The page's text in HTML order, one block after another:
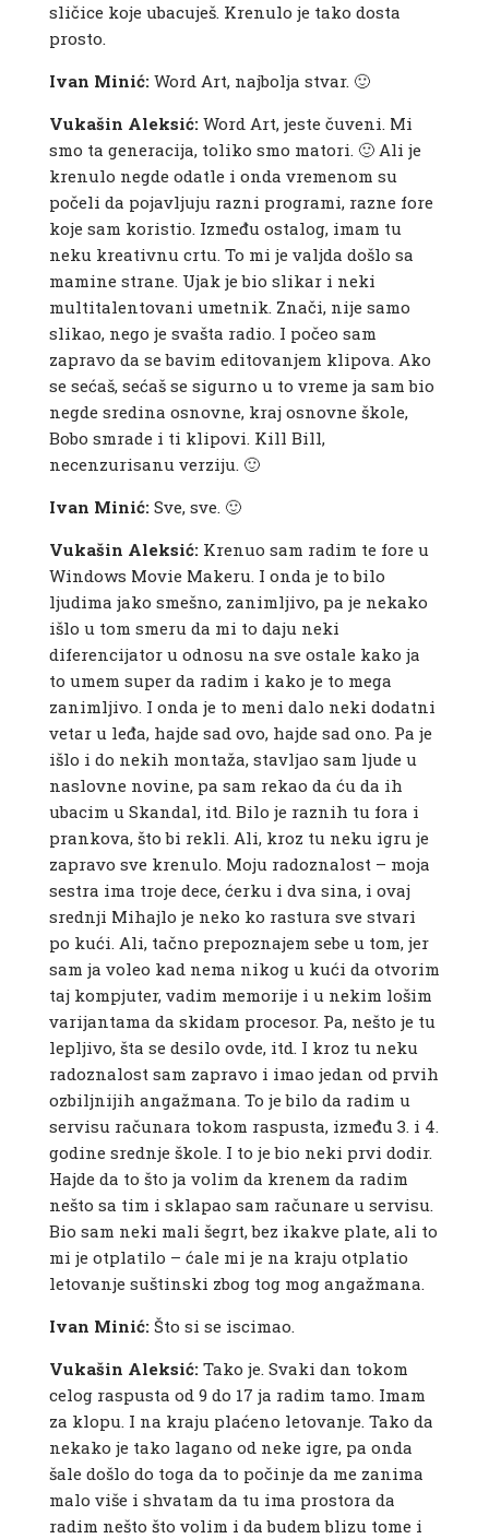
sličice koje ubacuješ. Krenulo je tako dosta
prosto.
Ivan Minić:Word Art, najbolja stvar. 🙂
Vukašin Aleksić:Word Art, jeste čuveni. Mi
smo ta generacija, toliko smo matori. 🙂 Ali je
krenulo negde odatle i onda vremenom su
počeli da pojavljuju razni programi, razne fore
koje sam koristio. Između ostalog, imam tu
neku kreativnu crtu. To mi je valjda došlo sa
mamine strane. Ujak je bio slikar i neki
multitalentovani umetnik. Znači, nije samo
slikao, nego je svašta radio. I počeo sam
zapravo da se bavim editovanjem klipova. Ako
se sećaš, sećaš se sigurno u to vreme ja sam bio
negde sredina osnovne, kraj osnovne škole,
Bobo smrade i ti klipovi. Kill Bill,
necenzurisanu verziju. 🙂
Ivan Minić:Sve, sve. 🙂
Vukašin Aleksić:Krenuo sam radim te fore u
Windows Movie Makeru. I onda je to bilo
ljudima jako smešno, zanimljivo, pa je nekako
išlo u tom smeru da mi to daju neki
diferencijator u odnosu na sve ostale kako ja
to umem super da radim i kako je to mega
zanimljivo. I onda je to meni dalo neki dodatni
vetar u leđa, hajde sad ovo, hajde sad ono. Pa je
išlo i do nekih montaža, stavljao sam ljude u
naslovne novine, pa sam rekao da ću da ih
ubacim u Skandal, itd. Bilo je raznih tu fora i
prankova, što bi rekli. Ali, kroz tu neku igru je
zapravo sve krenulo. Moju radoznalost – moja
sestra ima troje dece, ćerku i dva sina, i ovaj
srednji Mihajlo je neko ko rastura sve stvari
po kući. Ali, tačno prepoznajem sebe u tom, jer
sam ja voleo kad nema nikog u kući da otvorim
taj kompjuter, vadim memorije i u nekim lošim
varijantama da skidam procesor. Pa, nešto je tu
lepljivo, šta se desilo ovde, itd. I kroz tu neku
radoznalost sam zapravo i imao jedan od prvih
ozbiljnijih angažmana. To je bilo da radim u
servisu računara tokom raspusta, između 3. i 4.
godine srednje škole. I to je bio neki prvi dodir.
Hajde da to što ja volim da krenem da radim
nešto sa tim i sklapao sam računare u servisu.
Bio sam neki mali šegrt, bez ikakve plate, ali to
mi je otplatilo – ćale mi je na kraju otplatio
letovanje suštinski zbog tog mog angažmana.
Ivan Minić:Što si se iscimao.
Vukašin Aleksić:Tako je. Svaki dan tokom
celog raspusta od 9 do 17 ja radim tamo. Imam
za klopu. I na kraju plaćeno letovanje. Tako da
nekako je tako lagano od neke igre, pa onda
šale došlo do toga da to počinje da me zanima
malo više i shvatam da tu ima prostora da
radim nešto što volim i da budem blizu tome i